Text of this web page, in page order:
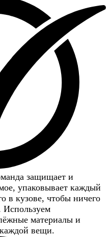
защищает и
упаковывает каждый
в кузове, чтобы ничего
Используем
материалы и
вещи.